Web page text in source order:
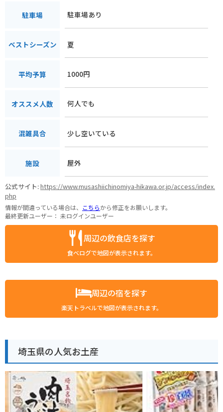
駐車場 駐車場あり
ベストシーズン 夏
平均予算 1000円
オススメ人数 何人でも
混雑具合 少し空いている
施設 屋外
公式サイト:https://www.musashiichinomiya-hikawa.or.jp/access/index.
php
情報が間違っている場合は、 こちらから修正をお願いします。
最終更新ユーザー： 未ログインユーザー
周辺の飲食店を探す
食べログで地図が表示されます。
周辺の宿を探す
楽天トラベルで地図が表示されます。
埼玉県の人気お土産